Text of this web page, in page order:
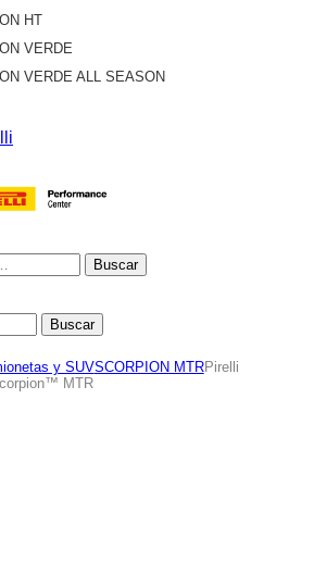
HT
VERDE
VERDE ALL SEASON
Buscar
Buscar
y SUVSCORPION MTRPirelli
MTR